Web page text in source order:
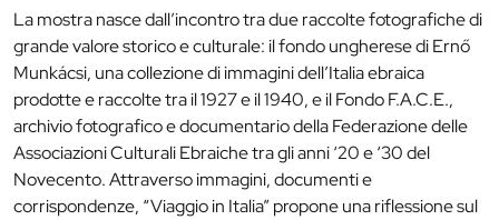
La mostra nasce dall’incontro tra due raccolte fotografiche di
grande valore storico e culturale: il fondo ungherese di Ernő
Munkácsi, una collezione di immagini dell’Italia ebraica
prodotte e raccolte tra il 1927 e il 1940, e il Fondo F.A.C.E.,
archivio fotografico e documentario della Federazione delle
Associazioni Culturali Ebraiche tra gli anni ‘20 e ‘30 del
Novecento. Attraverso immagini, documenti e
corrispondenze, “Viaggio in Italia” propone una riflessione sul